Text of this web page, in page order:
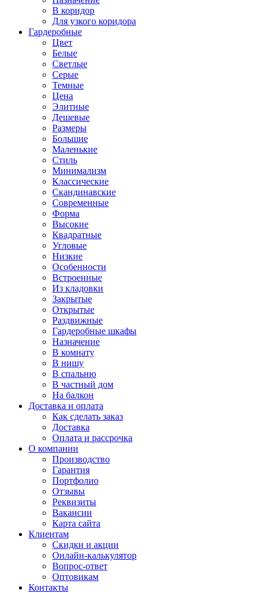
В коридор
Для узкого коридора
Гардеробные
Цвет
Белые
Светлые
Серые
Темные
Цена
Элитные
Дешевые
Размеры
Большие
Маленькие
Стиль
Минимализм
Классические
Скандинавские
Современные
Форма
Высокие
Квадратные
Угловые
Низкие
Особенности
Встроенные
Из кладовки
Закрытые
Открытые
Раздвижные
Гардеробные шкафы
Назначение
В комнату
В нишу
В спальню
В частный дом
На балкон
Доставка и оплата
Как сделать заказ
Доставка
Оплата и рассрочка
О компании
Производство
Гарантия
Портфолио
Отзывы
Реквизиты
Вакансии
Карта сайта
Клиентам
Скидки и акции
Онлайн-калькулятор
Вопрос-ответ
Оптовикам
Контакты